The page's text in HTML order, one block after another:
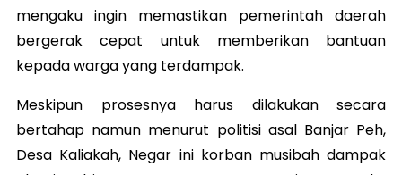
mengaku ingin memastikan pemerintah daerah
bergerak cepat untuk memberikan bantuan
kepada warga yang terdampak.
Meskipun prosesnya harus dilakukan secara
bertahap namun menurut politisi asal Banjar Peh,
Desa Kaliakah, Negar ini korban musibah dampak